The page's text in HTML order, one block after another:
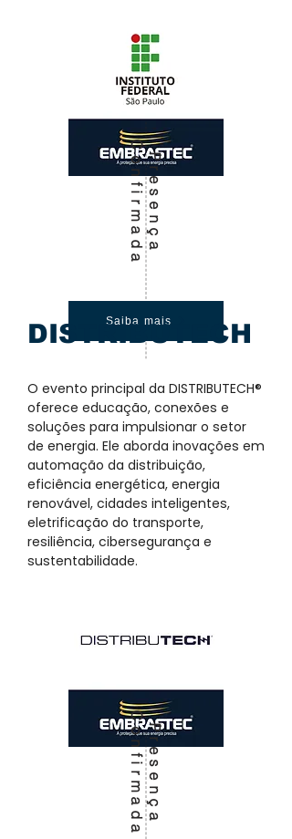
P
r
e
s
e
n
ç
a
Co
n
f
i
r
m
a
d
a
Saiba mais
DISTRIBUTECH
O evento principal da DISTRIBUTECH®
oferece educação, conexões e
soluções para impulsionar o setor
de energia. Ele aborda inovações em
automação da distribuição,
eficiência energética, energia
renovável, cidades inteligentes,
eletrificação do transporte,
resiliência, cibersegurança e
sustentabilidade.
P
r
e
s
e
n
ç
a
Co
n
f
i
r
m
a
d
a